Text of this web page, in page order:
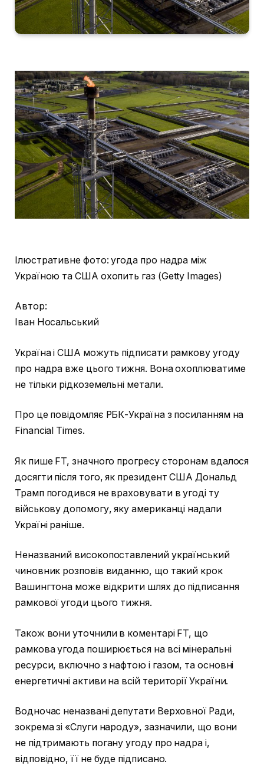
Ілюстративне фото: угода про надра між
Україною та США охопить газ (Getty Images)
Автор:
Іван Носальський
Україна і США можуть підписати рамкову угоду
про надра вже цього тижня. Вона охоплюватиме
не тільки рідкоземельні метали.
Про це повідомляє РБК-Україна з посиланням на
Financial Times.
Як пише FT, значного прогресу сторонам вдалося
досягти після того, як президент США Дональд
Трамп погодився не враховувати в угоді ту
військову допомогу, яку американці надали
Україні раніше.
Неназваний високопоставлений український
чиновник розповів виданню, що такий крок
Вашингтона може відкрити шлях до підписання
рамкової угоди цього тижня.
Також вони уточнили в коментарі FT, що
рамкова угода поширюється на всі мінеральні
ресурси, включно з нафтою і газом, та основні
енергетичні активи на всій території України.
Водночас неназвані депутати Верховної Ради,
зокрема зі «Слуги народу», зазначили, що вони
не підтримають погану угоду про надра і,
відповідно, її не буде підписано.